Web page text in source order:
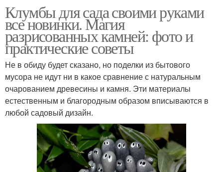
Клумбы для сада своими руками
все новинки. Магия
разрисованных камней: фото и
практические советы
Не в обиду будет сказано, но поделки из бытового
мусора не идут ни в какое сравнение с натуральным
очарованием древесины и камня. Эти материалы
естественным и благородным образом вписываются в
любой садовый дизайн.